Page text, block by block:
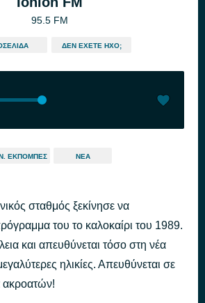
95.5 FM
ΔΕΝ ΈΧΕΤΕ ΉΧΟ;
ΕΚΠΟΜΠΈΣ ΝΈΑ
σταθμός ξεκίνησε να
του το καλοκαίρι του 1989.
και απευθύνεται τόσο στη νέα
ηλικίες. Απευθύνεται σε
ακροατών!